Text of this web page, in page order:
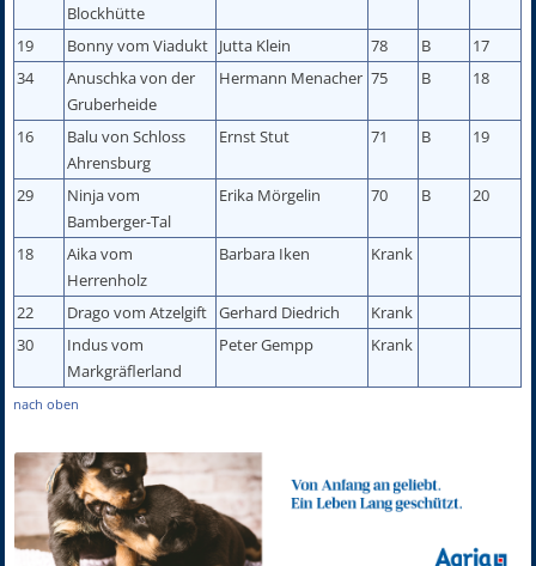
Blockhütte
19 Bonny vom Viadukt Jutta Klein 78 B
17
34
Anuschka von der
Gruberheide
Hermann Menacher 75 B 18
16
Balu von Schloss
Ahrensburg
Ernst Stut 71 B 19
29
Ninja vom
Bamberger-Tal
Erika Mörgelin 70 B 20
18
Aika vom
Herrenholz
Barbara Iken Krank
22 Drago vom Atzelgift Gerhard Diedrich
Krank
30
Indus vom
Markgräflerland
Peter Gempp Krank
nach oben